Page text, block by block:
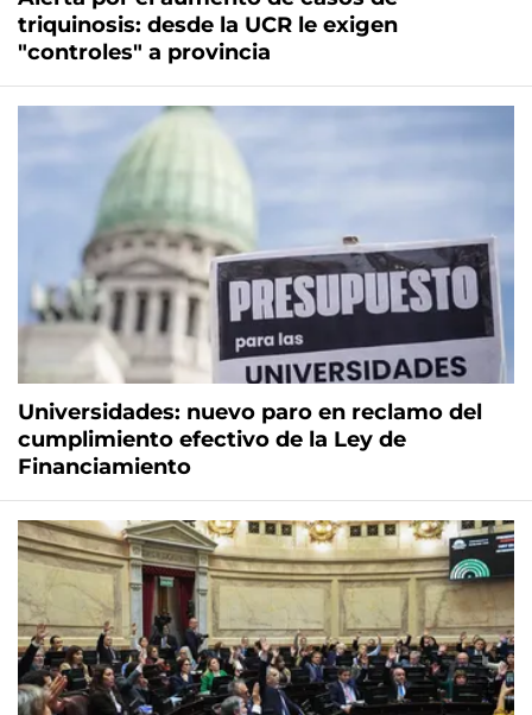
triquinosis: desde la UCR le exigen
"controles" a provincia
Universidades: nuevo paro en reclamo del
cumplimiento efectivo de la Ley de
Financiamiento